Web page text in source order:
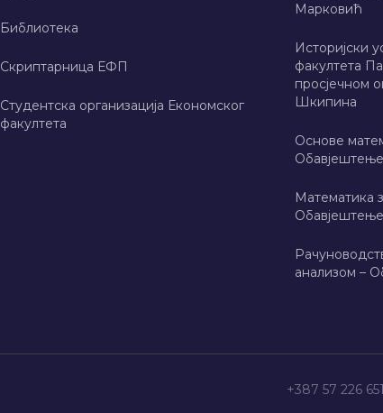
Библиотека
Скриптарница ЕФП
Студентска организација Економског
факултета
Марковић
Историјски
факултета
просјечном
Шкипина
Основе
Обавјештење
Математика
Обавјештење
анализом –
+387 57 226 651